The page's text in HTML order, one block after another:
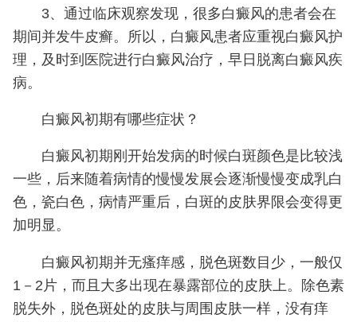
3、通过临床观察发现，很多白癜风的患者会在
期间并发牛皮癣。所以，白癜风患者应重视白癜风护
理，及时到医院进行白癜风治疗，早日脱离白癜风疾
病。
白癜风初期有哪些症状？
白癜风初期刚开始发病的时候白斑颜色是比较浅
一些，后来随着病情的慢慢发展会逐渐慢慢变成乳白
色，瓷白色，病情严重后，白斑的皮肤界限会变得更
加明显。
白癜风初期并无瘙痒感，脱色斑数目少，一般仅
1－2片，而且大多出现在暴露部位的皮肤上。除色素
脱失外，脱色斑处的皮肤与周围皮肤一样，没有痒